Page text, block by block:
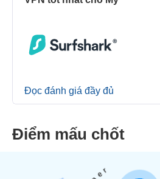
Đọc đánh giá đầy đủ
Điểm mấu chốt